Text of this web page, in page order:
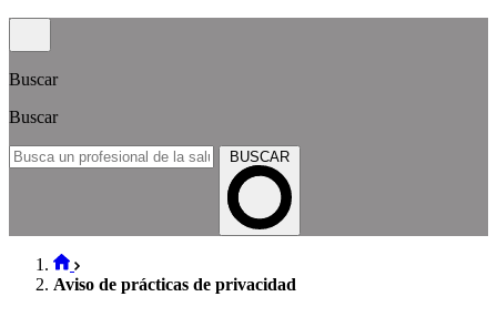
Buscar
Buscar
BUSCAR
Aviso de prácticas de privacidad